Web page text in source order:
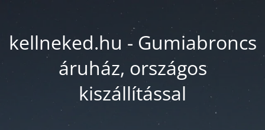
kellneked.hu - Gumiabroncs
áruház, országos
kiszállítással